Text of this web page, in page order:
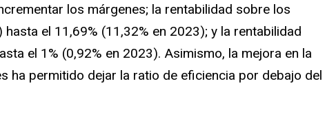
los márgenes; la rentabilidad sobre los
el 11,69% (11,32% en 2023); y la rentabilidad
el 1% (0,92% en 2023). Asimismo, la mejora en la
ha permitido dejar la ratio de eficiencia por debajo del